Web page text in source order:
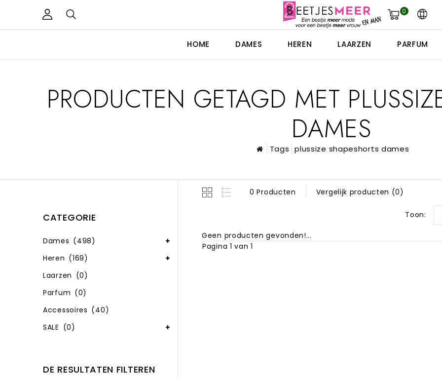
0
HOME DAMES HEREN LAARZEN PARFUM
PRODUCTEN GETAGD MET
DAMES
Tags plussize shapeshorts dames
CATEGORIE
Dames (498)
Heren (169)
Laarzen (0)
Parfum (0)
Accessoires (40)
SALE (0)
DE RESULTATEN FILTEREN
0 Producten Vergelijk producten (0)
Toon:
Geen producten gevonden!...
Pagina 1 van 1